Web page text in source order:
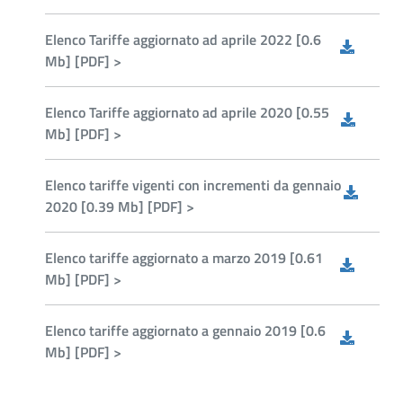
Elenco Tariffe aggiornato ad aprile 2022 [0.6
Mb] [PDF] >
Elenco Tariffe aggiornato ad aprile 2020 [0.55
Mb] [PDF] >
Elenco tariffe vigenti con incrementi da gennaio
2020 [0.39 Mb] [PDF] >
Elenco tariffe aggiornato a marzo 2019 [0.61
Mb] [PDF] >
Elenco tariffe aggiornato a gennaio 2019 [0.6
Mb] [PDF] >